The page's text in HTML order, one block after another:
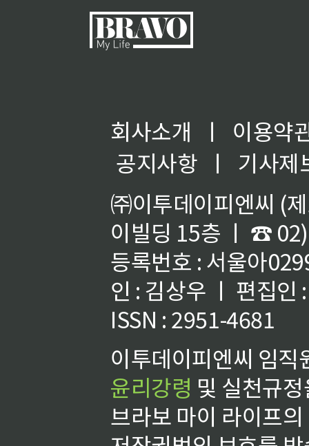
회사소개 ㅣ
이용약
공지사항
ㅣ
기사제
㈜이투데이피엔씨 (
이빌딩 15층 ㅣ ☎
등록번호 : 서울아
인 : 김상우 ㅣ 편집인
ISSN : 2951-4681
이투데이피엔씨 임
윤리강령 및 실천규
브라보 마이 라이프